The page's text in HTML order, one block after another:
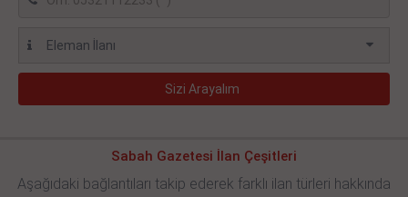
Sabah Gazetesi İlan Çeşitleri
Aşağıdaki bağlantıları takip ederek farklı ilan türleri hakkında